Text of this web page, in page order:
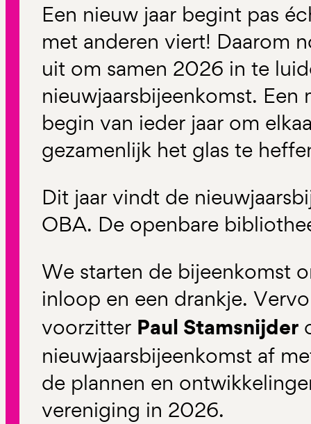
Een nieuw jaar begint pas
met anderen viert! Daarom
uit om samen 2026 in te
nieuwjaarsbijeenkomst.
begin van ieder jaar om
gezamenlijk het glas te
Dit jaar vindt de
OBA. De openbare
We starten de bijeenkomst
inloop en een drankje.
voorzitter Paul Stamsnijder
nieuwjaarsbijeenkomst af
de plannen en
vereniging in 2026.